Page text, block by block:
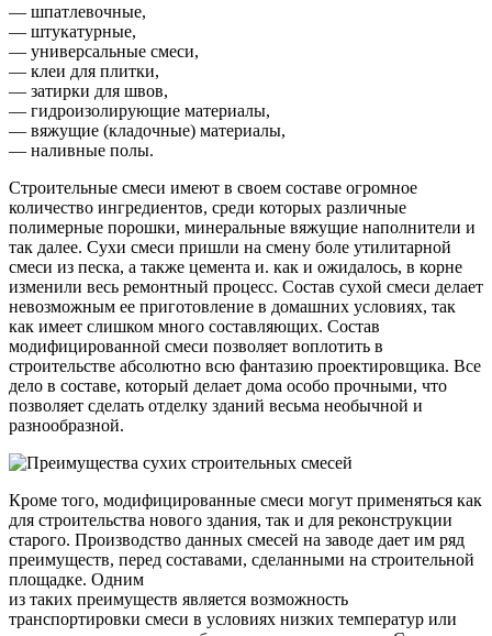
— шпатлевочные,
— штукатурные,
— универсальные смеси,
— клеи для плитки,
— затирки для швов,
— гидроизолирующие материалы,
— вяжущие (кладочные) материалы,
— наливные полы.
Строительные смеси имеют в своем составе огромное
количество ингредиентов, среди которых различные
полимерные порошки, минеральные вяжущие наполнители и
так далее. Сухи смеси пришли на смену боле утилитарной
смеси из песка, а также цемента и. как и ожидалось, в корне
изменили весь ремонтный процесс. Состав сухой смеси делает
невозможным ее приготовление в домашних условиях, так
как имеет слишком много составляющих. Состав
модифицированной смеси позволяет воплотить в
строительстве абсолютно всю фантазию проектировщика. Все
дело в составе, который делает дома особо прочными, что
позволяет сделать отделку зданий весьма необычной и
разнообразной.
Кроме того, модифицированные смеси могут применяться как
для строительства нового здания, так и для реконструкции
старого. Производство данных смесей на заводе дает им ряд
преимуществ, перед составами, сделанными на строительной
площадке. Одним
из таких преимуществ является возможность
транспортировки смеси в условиях низких температур или